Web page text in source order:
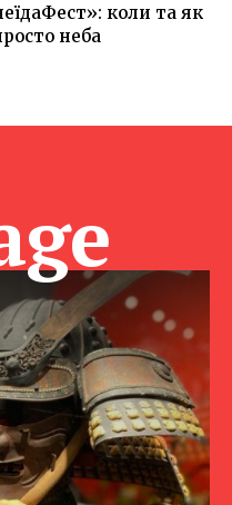
коли та як
неба